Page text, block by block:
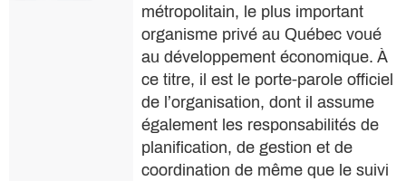
métropolitain, le plus important
organisme privé au Québec voué
au développement économique. À
ce titre, il est le porte-parole officiel
de l’organisation, dont il assume
également les responsabilités de
planification, de gestion et de
coordination de même que le suivi